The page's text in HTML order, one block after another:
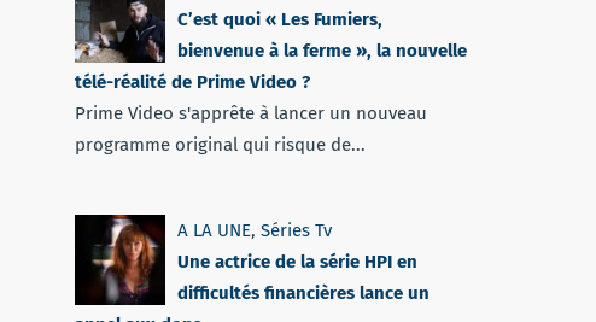
C’est quoi « Les Fumiers,
bienvenue à la ferme », la nouvelle
télé-réalité de Prime Video ?
Prime Video s'apprête à lancer un nouveau
programme original qui risque de...
A LA UNE, Séries Tv
Une actrice de la série HPI en
difficultés financières lance un